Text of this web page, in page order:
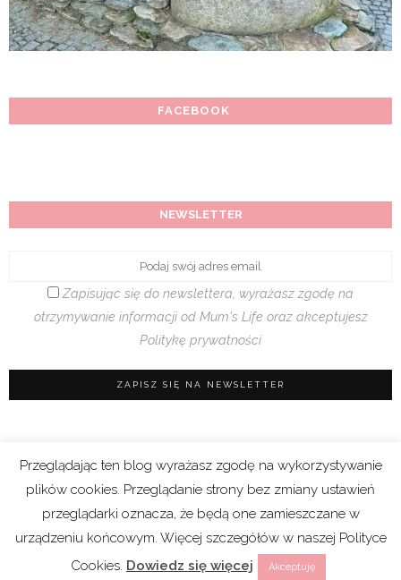
FACEBOOK
NEWSLETTER
Zapisując się do newslettera, wyrażasz zgodę na
otrzymywanie informacji od Mum's Life oraz akceptujesz
Politykę prywatności
Regulamin sklepu |Polityka prywatności (RODO)
|Cookies
Copyright 2021 © Mum’s Life. We współpracy z
Przeglądając ten blog wyrażasz zgodę na wykorzystywanie
plików cookies. Przeglądanie strony bez zmiany ustawień
przeglądarki oznacza, że będą one zamieszczane w
urządzeniu końcowym. Więcej szczegółów w naszej Polityce
Cookies. Dowiedz się więcej Akceptuję